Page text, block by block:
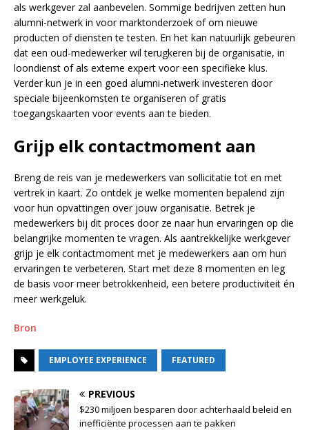
als werkgever zal aanbevelen. Sommige bedrijven zetten hun
alumni-netwerk in voor marktonderzoek of om nieuwe
producten of diensten te testen. En het kan natuurlijk gebeuren
dat een oud-medewerker wil terugkeren bij de organisatie, in
loondienst of als externe expert voor een specifieke klus.
Verder kun je in een goed alumni-netwerk investeren door
speciale bijeenkomsten te organiseren of gratis
toegangskaarten voor events aan te bieden.
Grijp elk contactmoment aan
Breng de reis van je medewerkers van sollicitatie tot en met
vertrek in kaart. Zo ontdek je welke momenten bepalend zijn
voor hun opvattingen over jouw organisatie. Betrek je
medewerkers bij dit proces door ze naar hun ervaringen op die
belangrijke momenten te vragen. Als aantrekkelijke werkgever
grijp je elk contactmoment met je medewerkers aan om hun
ervaringen te verbeteren. Start met deze 8 momenten en leg
de basis voor meer betrokkenheid, een betere productiviteit én
meer werkgeluk.
Bron
EMPLOYEE EXPERIENCE FEATURED
PREVIOUS
$230 miljoen besparen door achterhaald beleid en
inefficiënte processen aan te pakken